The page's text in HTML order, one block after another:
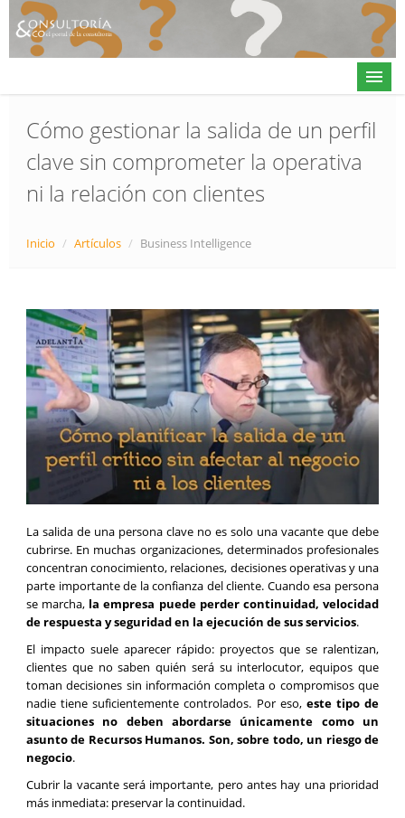
Actualidad
Directorio
Alta en directorio / Log in
𝕏
Cómo gestionar la salida de un perfil
clave sin comprometer la operativa
ni la relación con clientes
Inicio / Artículos / Business Intelligence
La salida de una persona clave no es solo una vacante que debe
cubrirse. En muchas organizaciones, determinados profesionales
concentran conocimiento, relaciones, decisiones operativas y una
parte importante de la confianza del cliente. Cuando esa persona
se marcha, la empresa puede perder continuidad, velocidad
de respuesta y seguridad en la ejecución de sus servicios.
El impacto suele aparecer rápido: proyectos que se ralentizan,
clientes que no saben quién será su interlocutor, equipos que
toman decisiones sin información completa o compromisos que
nadie tiene suficientemente controlados. Por eso, este tipo de
situaciones no deben abordarse únicamente como un
asunto de Recursos Humanos. Son, sobre todo, un riesgo de
negocio.
Cubrir la vacante será importante, pero antes hay una prioridad
más inmediata: preservar la continuidad.